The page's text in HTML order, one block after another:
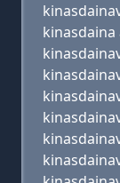
kinasdaina